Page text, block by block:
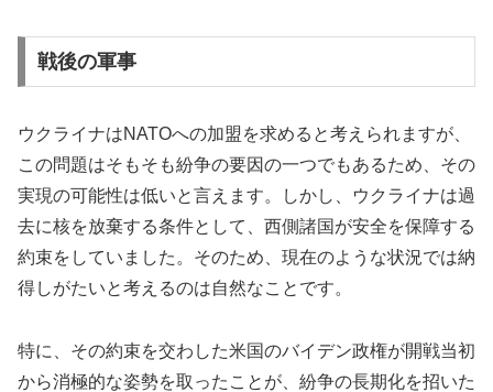
戦後の軍事
ウクライナはNATOへの加盟を求めると考えられますが、
この問題はそもそも紛争の要因の一つでもあるため、その
実現の可能性は低いと言えます。しかし、ウクライナは過
去に核を放棄する条件として、西側諸国が安全を保障する
約束をしていました。そのため、現在のような状況では納
得しがたいと考えるのは自然なことです。
特に、その約束を交わした米国のバイデン政権が開戦当初
から消極的な姿勢を取ったことが、紛争の長期化を招いた